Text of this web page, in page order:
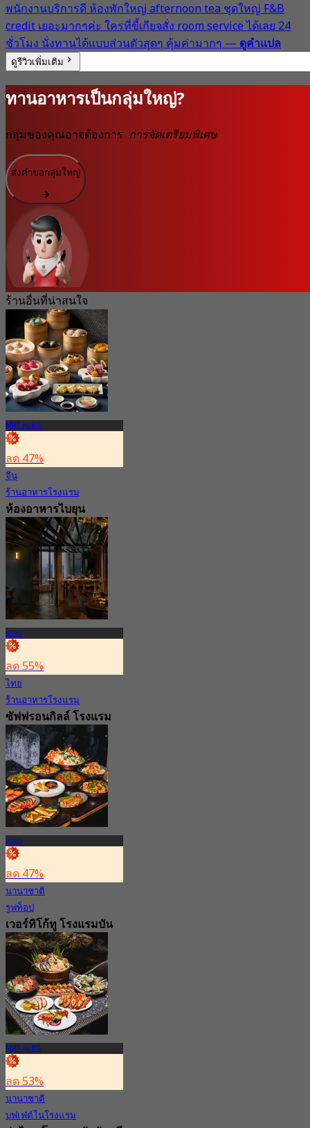
พนักงานบริการดี ห้องพักใหญ่ afternoon tea ชุดใหญ่ F&B
credit เยอะมากๆค่ะ ใครที่ขี้เกียจสั่ง room service ได้เลย 24
ชั่วโมง นั่งทานได้แบบส่วนตัวสุดๆ คุ้มค่ามากๆ—ดูคำแปล
ดูรีวิวเพิ่มเติม
ทานอาหารเป็นกลุ่มใหญ่?
กลุ่มของคุณอาจต้องการ การจัดเตรียมพิเศษ
ส่งคำขอกลุ่มใหญ่
ร้านอื่นที่น่าสนใจ
MRT ลุมพินี
ลด 47%
จีน
ร้านอาหารโรงแรม
ห้องอาหารไบยุน
โรงแรมบันยันทรี
กรุงเทพ
4.6
9.2K การจอง
จาก
฿ 500
สาทร
ลด 55%
ไทย
ร้านอาหารโรงแรม
ซัฟฟรอนกิลล์ โรงแรม
บันยันทรี กรุงเทพ
5.0
258 การจอง
จาก฿ 499
สาทร
ลด 47%
นานาชาติ
รูฟท็อป
เวอร์ทิโก้ทู โรงแรมบัน
ยันทรีกรุงเทพ
4.8
28.7K การจอง
จาก฿ 799
MRT ลุมพินี
ลด 53%
นานาชาติ
บุฟเฟ่ต์ในโรงแรม